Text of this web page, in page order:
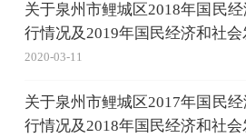
关于泉州市鲤城区2018年国民
行情况及2019年国民经济和社
2020-03-11
关于泉州市鲤城区2017年国民
行情况及2018年国民经济和社